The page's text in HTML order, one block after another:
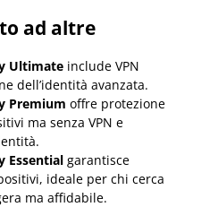
ad altre
Ultimate include VPN
dell’identità avanzata.
Premium offre protezione
ma senza VPN e
Essential garantisce
ideale per chi cerca
ma affidabile.